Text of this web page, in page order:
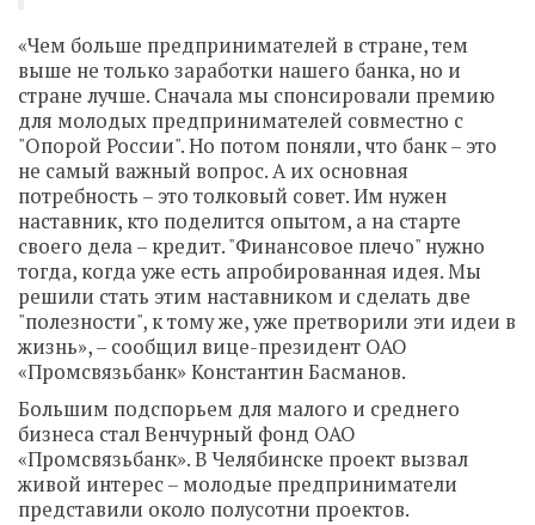
«Чем больше предпринимателей в стране, тем
выше не только заработки нашего банка, но и
стране лучше. Сначала мы спонсировали премию
для молодых предпринимателей совместно с
"Опорой России". Но потом поняли, что банк – это
не самый важный вопрос. А их основная
потребность – это толковый совет. Им нужен
наставник, кто поделится опытом, а на старте
своего дела – кредит. "Финансовое плечо" нужно
тогда, когда уже есть апробированная идея. Мы
решили стать этим наставником и сделать две
"полезности", к тому же, уже претворили эти идеи в
жизнь», – сообщил вице-президент ОАО
«Промсвязьбанк» Константин Басманов.
Большим подспорьем для малого и среднего
бизнеса стал Венчурный фонд ОАО
«Промсвязьбанк». В Челябинске проект вызвал
живой интерес – молодые предприниматели
представили около полусотни проектов.